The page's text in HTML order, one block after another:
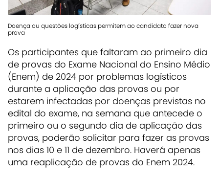
Doença ou questões logísticas permitem ao candidato fazer nova
prova
Os participantes que faltaram ao primeiro dia
de provas do Exame Nacional do Ensino Médio
(Enem) de 2024 por problemas logísticos
durante a aplicação das provas ou por
estarem infectadas por doenças previstas no
edital do exame, na semana que antecede o
primeiro ou o segundo dia de aplicação das
provas, poderão solicitar para fazer as provas
nos dias 10 e 11 de dezembro. Haverá apenas
uma reaplicação de provas do Enem 2024.